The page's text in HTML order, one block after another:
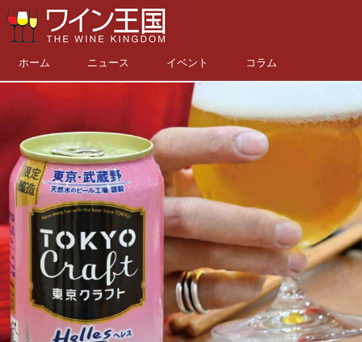
ホーム ニュース イベント コラム